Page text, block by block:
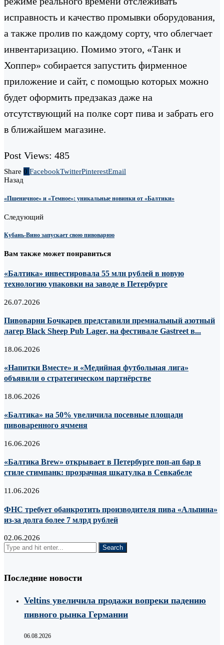
исправность и качество промывки оборудования,
а также пролив по каждому сорту, что облегчает
инвентаризацию. Помимо этого, «Танк и
Хоппер» собирается запустить фирменное
приложение и сайт, с помощью которых можно
будет оформить предзаказ даже на
отсутствующий на полке сорт пива и забрать его
в ближайшем магазине.
Post Views: 485
Share 0 FacebookTwitterPinterestEmail
Назад
«Пшеничное» и «Темное»: уникальные новинки от «Балтики»
Следующий
Кубань-Вино запускает свою пивоварню
Вам также может понравиться
«Балтика» инвестировала 55 млн рублей в новую
технологию упаковки на заводе в Петербурге
26.07.2026
Пивоварни Бочкарев представили премиальный азотный
лагер Black Sheep Pub Lager, на фестивале Gastreet в...
18.06.2026
«Напитки Вместе» и «Медийная футбольная лига»
объявили о стратегическом партнёрстве
18.06.2026
«Балтика» на 50% увеличила посевные площади
пивоваренного ячменя
16.06.2026
«Балтика Brew» открывает в Петербурге поп-ап бар в
стиле стимпанк: прозрачная шкатулка в Севкабеле
11.06.2026
ФНС требует обанкротить производителя пива «Альпина»
из-за долга более 7 млрд рублей
02.06.2026
Последние новости
Veltins увеличила продажи вопреки падению
пивного рынка Германии
06.08.2026